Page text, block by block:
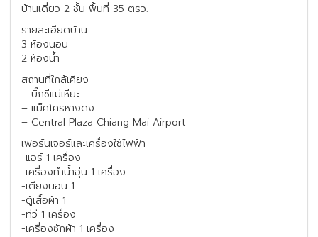
บ้านเดี่ยว 2 ชั้น พื้นที่ 35 ตรว.
รายละเอียดบ้าน
3 ห้องนอน
2 ห้องน้ำ
สถานที่ใกล้เคียง
– บิ๊กซีแม่เหียะ
– แม็คโครหางดง
– Central Plaza Chiang Mai Airport
เฟอร์นิเจอร์และเครื่องใช้ไฟฟ้า
-แอร์ 1 เครื่อง
-เครื่องทำน้ำอุ่น 1 เครื่อง
-เตียงนอน 1
-ตู้เสื้อผ้า 1
-ทีวี 1 เครื่อง
-เครื่องซักผ้า 1 เครื่อง